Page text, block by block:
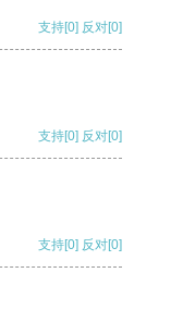
支持[0] 反对[0]
支持[0] 反对[0]
支持[0] 反对[0]